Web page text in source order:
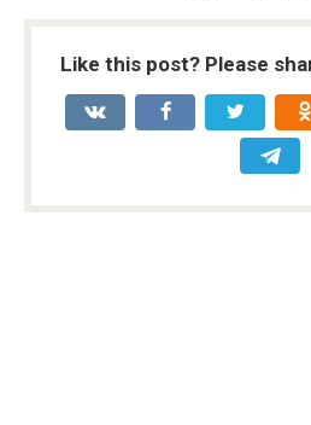
Like this post? Please